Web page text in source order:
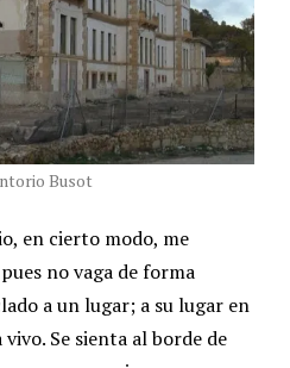
Busot
en cierto modo, me
no vaga de forma
a un lugar; a su lugar en
Se sienta al borde de